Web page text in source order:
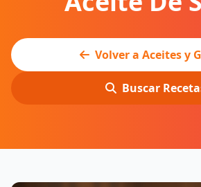
Volver a Aceites y
Buscar